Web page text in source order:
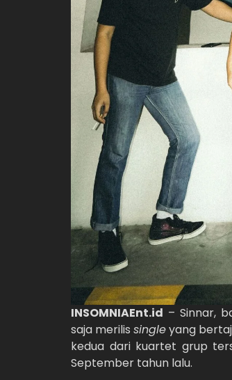
INSOMNIAEnt.id – Sinnar,
saja merilissingleyang
kedua dari kuartet grup
September tahun lalu.